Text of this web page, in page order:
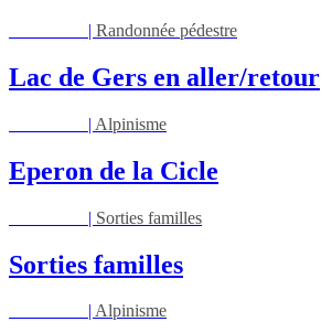
| Randonnée pédestre
Lac de Gers en aller/retour
| Alpinisme
Eperon de la Cicle
| Sorties familles
Sorties familles
| Alpinisme